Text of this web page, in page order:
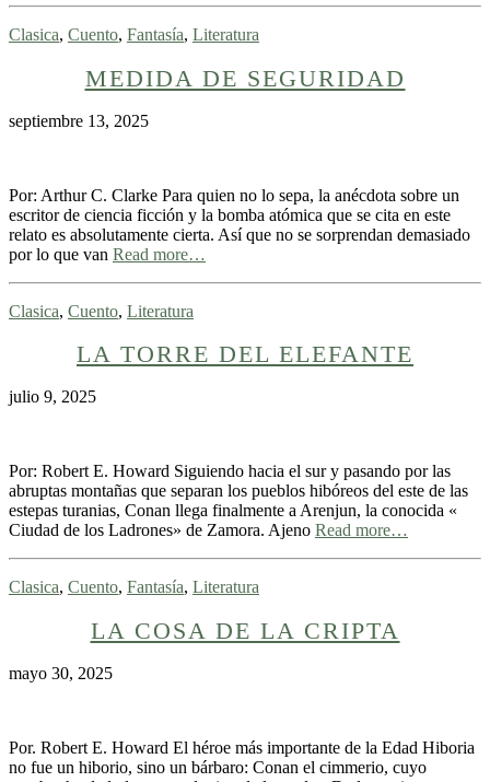
Clasica, Cuento, Fantasía, Literatura
MEDIDA DE SEGURIDAD
septiembre 13, 2025
Por: Arthur C. Clarke Para quien no lo sepa, la anécdota sobre un
escritor de ciencia ficción y la bomba atómica que se cita en este
relato es absolutamente cierta. Así que no se sorprendan demasiado
por lo que van Read more…
Clasica, Cuento, Literatura
LA TORRE DEL ELEFANTE
julio 9, 2025
Por: Robert E. Howard Siguiendo hacia el sur y pasando por las
abruptas montañas que separan los pueblos hibóreos del este de las
estepas turanias, Conan llega finalmente a Arenjun, la conocida «
Ciudad de los Ladrones» de Zamora. Ajeno Read more…
Clasica, Cuento, Fantasía, Literatura
LA COSA DE LA CRIPTA
mayo 30, 2025
Por. Robert E. Howard El héroe más importante de la Edad Hiboria
no fue un hiborio, sino un bárbaro: Conan el cimmerio, cuyo